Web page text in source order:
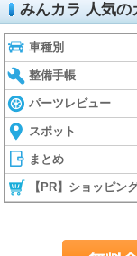
みんカラ 人気の
車種別
整備手帳
パーツレビュー
スポット
まとめ
【PR】ショッピン